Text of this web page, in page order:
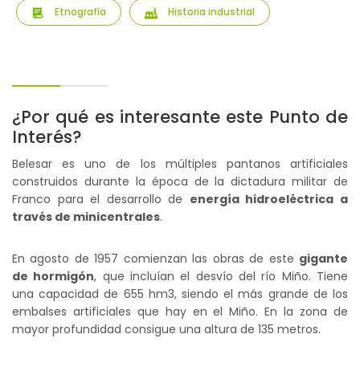
Etnografía Historia industrial
¿Por qué es interesante este Punto de
Interés?
Belesar es uno de los múltiples pantanos artificiales
construidos durante la época de la dictadura militar de
Franco para el desarrollo de energía hidroeléctrica a
través de minicentrales.
En agosto de 1957 comienzan las obras de este gigante
de hormigón, que incluían el desvío del río Miño. Tiene
una capacidad de 655 hm3, siendo el más grande de los
embalses artificiales que hay en el Miño. En la zona de
mayor profundidad consigue una altura de 135 metros.